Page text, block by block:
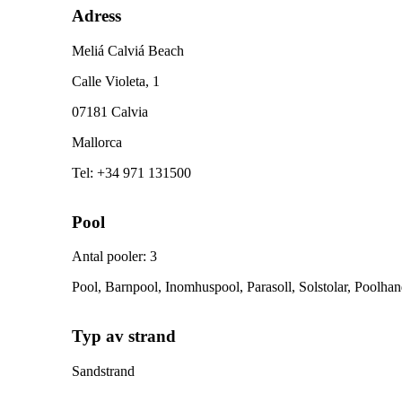
Adress
Meliá Calviá Beach
Calle Violeta, 1
07181 Calvia
Mallorca
Tel: +34 971 131500
Pool
Antal pooler: 3
Pool, Barnpool, Inomhuspool, Parasoll, Solstolar,
Typ av strand
Sandstrand